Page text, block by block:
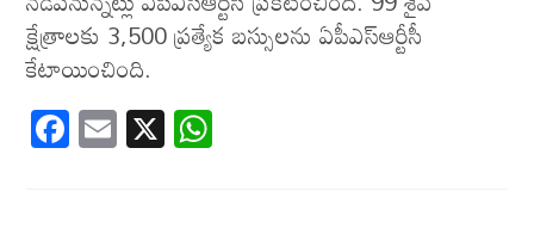
క్షేత్రాలకు 3,500 ప్రత్యేక బస్సులను ఏపీఎస్ఆర్టీసీ
కేటాయించింది.
F
ac
E
m
X